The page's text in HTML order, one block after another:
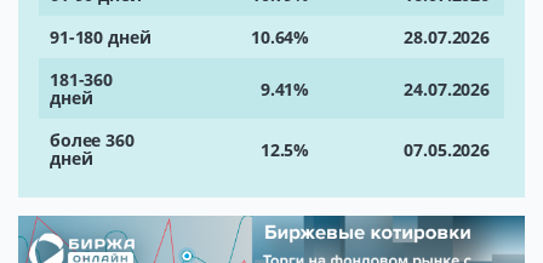
91-180 дней
10.64%
28.07.2026
181-360
дней 9.41% 24.07.2026
более 360
дней 12.5% 07.05.2026